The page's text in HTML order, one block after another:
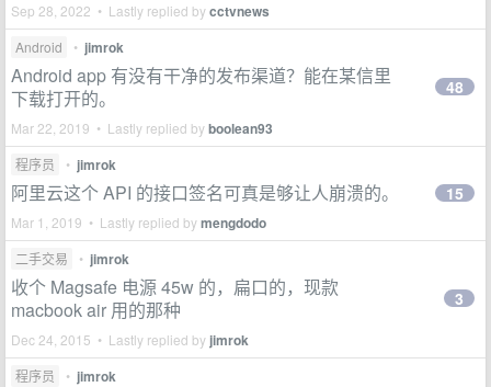
Sep 28, 2022 • Lastly replied bycctvnews
Android • jimrok
Android app 有没有干净的发布渠道？能在某信里
下载打开的。
Mar 22, 2019 • Lastly replied byboolean93
48
程序员 • jimrok
阿里云这个 API 的接口签名可真是够让人崩溃的。
Mar 1, 2019 • Lastly replied bymengdodo
15
二手交易 • jimrok
收个 Magsafe 电源 45w 的，扁口的，现款
macbook air 用的那种
Dec 24, 2015 • Lastly replied by jimrok
3
程序员 • jimrok